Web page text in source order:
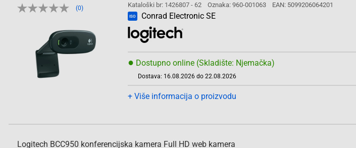
(0) Kataloški br: 1426807 - 62 Oznaka: 960-001063 EAN: 5099206064201
ISO Conrad Electronic SE
● Dostupno online (Skladište: Njemačka)
Dostava: 16.08.2026 do 22.08.2026
+ Više informacija o proizvodu
Logitech BCC950 konferencijska kamera Full HD web kamera